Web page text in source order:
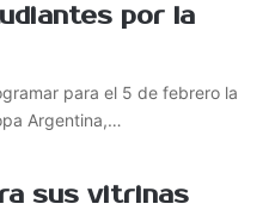
por la
para el 5 de febrero la
Argentina,…
sus vitrinas